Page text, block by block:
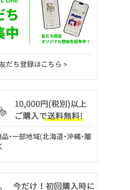
友だち登録はこちら >
・一部地域(北海道・沖縄・離